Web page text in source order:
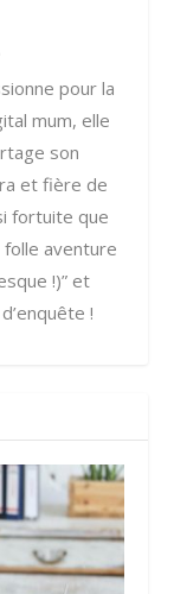
pour la
mum, elle
son
et fière de
fortuite que
folle aventure
!)” et
!